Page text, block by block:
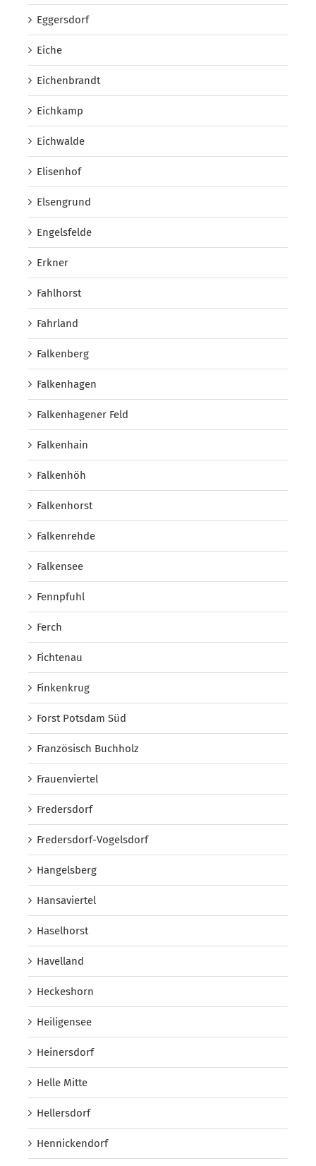
Eggersdorf
Eiche
Eichenbrandt
Eichkamp
Eichwalde
Elisenhof
Elsengrund
Engelsfelde
Erkner
Fahlhorst
Fahrland
Falkenberg
Falkenhagen
Falkenhagener Feld
Falkenhain
Falkenhöh
Falkenhorst
Falkenrehde
Falkensee
Fennpfuhl
Ferch
Fichtenau
Finkenkrug
Forst Potsdam Süd
Französisch Buchholz
Frauenviertel
Fredersdorf
Fredersdorf-Vogelsdorf
Hangelsberg
Hansaviertel
Haselhorst
Havelland
Heckeshorn
Heiligensee
Heinersdorf
Helle Mitte
Hellersdorf
Hennickendorf